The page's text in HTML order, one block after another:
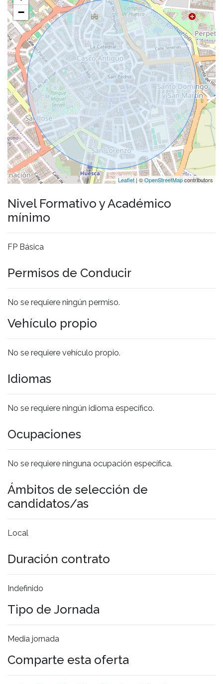
−
Leaflet| ©OpenStreetMapcontributors
Nivel Formativo y Académico
mínimo
FP Básica
Permisos de Conducir
No se requiere ningún permiso.
Vehículo propio
No se requiere vehículo propio.
Idiomas
No se requiere ningún idioma específico.
Ocupaciones
No se requiere ninguna ocupación específica.
Ámbitos de selección de
candidatos/as
Local
Duración contrato
Indefinido
Tipo de Jornada
Media jornada
Comparte esta oferta